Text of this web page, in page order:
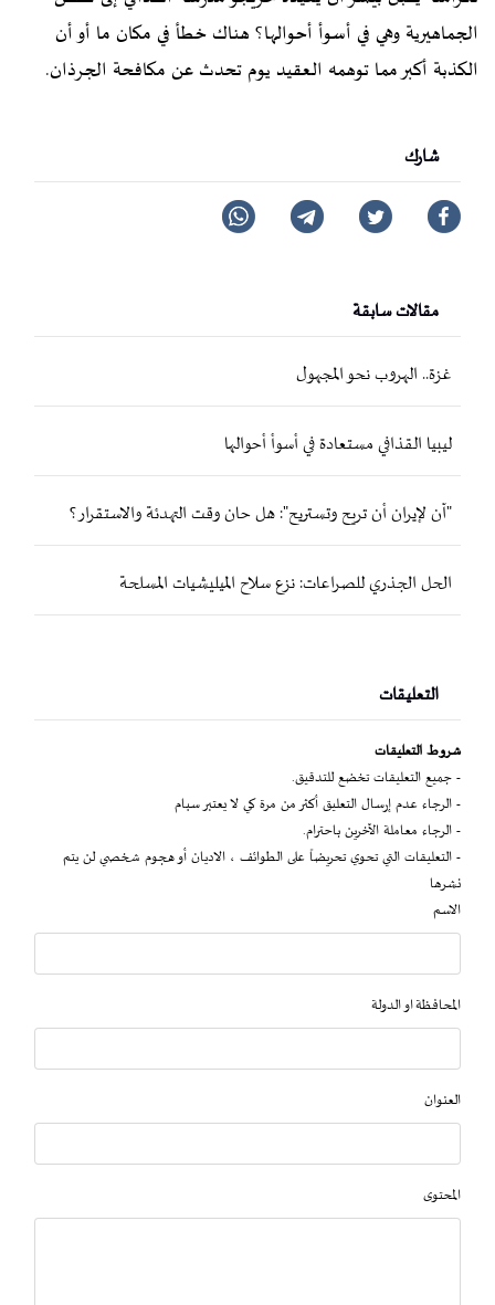
الجماهيرية وهي في أسوأ أحوالها؟ هناك خطأ في مكان ما أو أن
الكذبة أكبر مما توهمه العقيد يوم تحدث عن مكافحة الجرذان.
شارك
مقالات سابقة
غزة.. الهروب نحو المجهول
ليبيا القذافي مستعادة في أسوأ أحوالها
"آن لإيران أن تريح وتستريح": هل حان وقت التهدئة والاستقرار؟
الحل الجذري للصراعات: نزع سلاح الميليشيات المسلحة
التعليقات
شروط التعليقات
- جميع التعليقات تخضع للتدقيق.
- الرجاء عدم إرسال التعليق أكثر من مرة كي لا يعتبر سبام
- الرجاء معاملة الآخرين باحترام.
- التعليقات التي تحوي تحريضاً على الطوائف ، الاديان أو هجوم شخصي لن يتم
نشرها
الاسم
المحافظة او الدولة
العنوان
المحتوى